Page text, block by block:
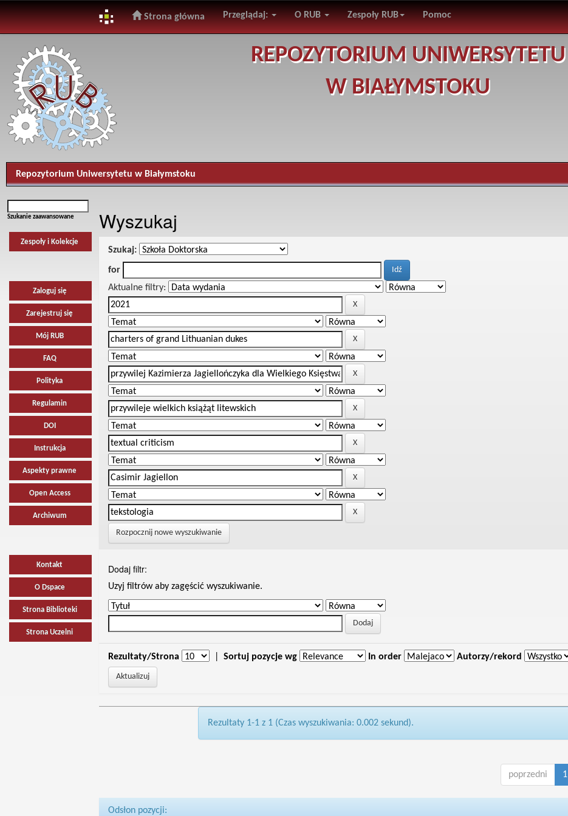
navigation
Strona główna Przeglądaj: O RUB Zespoły RUB Pomoc
REPOZYTORIUM UNIWERSYTETU
W BIAŁYMSTOKU
Repozytorium Uniwersytetu w Białymstoku
Szukanie zaawansowane
Zespoły i Kolekcje
Zaloguj się
Zarejestruj się
Mój RUB
FAQ
Polityka
Regulamin
DOI
Instrukcja
Aspekty prawne
Open Access
Archiwum
Kontakt
O Dspace
Strona Biblioteki
Strona Uczelni
Wyszukaj
Szukaj:
for
Aktualne filtry:
Rozpocznij nowe wyszukiwanie
Dodaj filtr:
Uzyj filtrów aby zagęścić wyszukiwanie.
Rezultaty/Strona Sortuj pozycje wg In order Autorzy/rekord
Rezultaty 1-1 z 1 (Czas wyszukiwania: 0.002 sekund).
poprzedni 1
Odsłon pozycji: